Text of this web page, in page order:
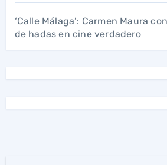
‘Calle Málaga’: Carmen Maura
de hadas en cine verdadero